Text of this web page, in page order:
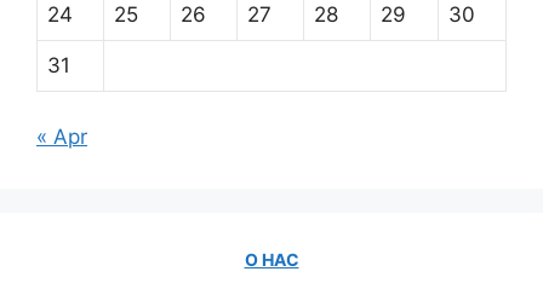
24 25 26 27 28 29 30
31
« Apr
О НАС